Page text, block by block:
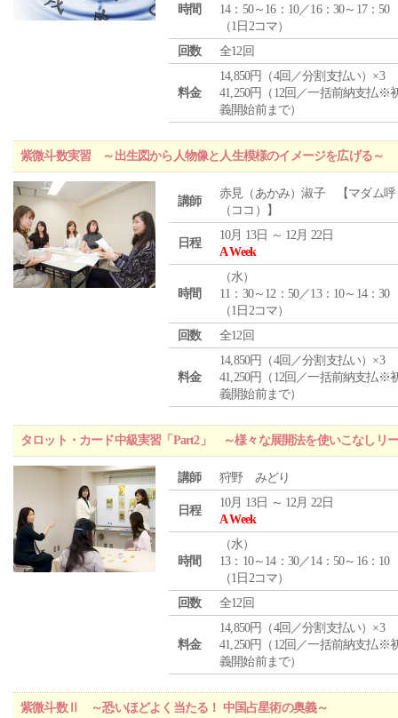
時間
14：50～16：10／16：30～17：50
（1日2コマ）
回数
全12回
料金
14,850円（4回／分割支払い）×3
41,250円（12回／一括前納支払※
義開始前まで）
紫微斗数実習 ～出生図から人物像と人生模様のイメージを広げる～
講師
赤見（あかみ）淑子 【マダム呼
（ココ）】
日程
10月 13日 ～ 12月 22日
A Week
時間
（水）
11：30～12：50／13：10～14：30
（1日2コマ）
回数
全12回
料金
14,850円（4回／分割支払い）×3
41,250円（12回／一括前納支払※
義開始前まで）
タロット・カード中級実習「Part2」 ～様々な展開法を使いこなしリ
講師 狩野 みどり
日程
10月 13日 ～ 12月 22日
A Week
時間
（水）
13：10～14：30／14：50～16：10
（1日2コマ）
回数
全12回
料金
14,850円（4回／分割支払い）×3
41,250円（12回／一括前納支払※
義開始前まで）
紫微斗数Ⅱ ～恐いほどよく当たる！ 中国占星術の奥義～